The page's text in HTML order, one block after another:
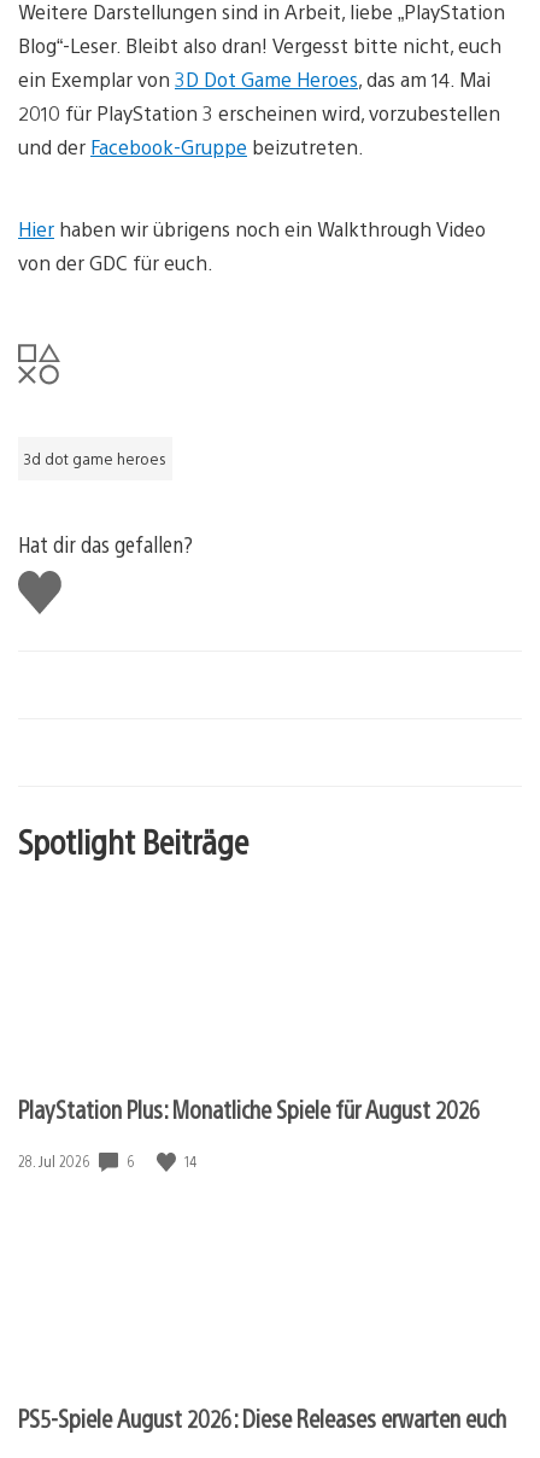
Weitere Darstellungen sind in Arbeit, liebe „PlayStation
Blog“-Leser. Bleibt also dran! Vergesst bitte nicht, euch
ein Exemplar von 3D Dot Game Heroes, das am 14. Mai
2010 für PlayStation 3 erscheinen wird, vorzubestellen
und der Facebook-Gruppe beizutreten.
Hier haben wir übrigens noch ein Walkthrough Video
von der GDC für euch.
3d dot game heroes
Hat dir das gefallen?
Gefällt
mir
Spotlight Beiträge
PlayStation Plus: Monatliche Spiele für August 2026
Veröffentlichungsdatum:
28. Jul 2026 6 14
PS5-Spiele August 2026: Diese Releases erwarten euch